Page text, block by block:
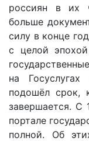
россиян в их
больше
силу в конце
с целой
на
подошёл срок,
завершается. С
портале
полной. Об